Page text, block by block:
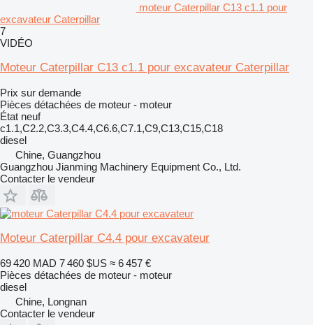
moteur Caterpillar C13 c1.1 pour
excavateur Caterpillar
7
VIDÉO
Moteur Caterpillar C13 c1.1 pour excavateur Caterpillar
Prix sur demande
Pièces détachées de moteur - moteur
État neuf
c1.1,C2.2,C3.3,C4.4,C6.6,C7.1,C9,C13,C15,C18
diesel
Chine, Guangzhou
Guangzhou Jianming Machinery Equipment Co., Ltd.
Contacter le vendeur
Moteur Caterpillar C4.4 pour excavateur
69 420 MAD 7 460 $US ≈ 6 457 €
Pièces détachées de moteur - moteur
diesel
Chine, Longnan
Contacter le vendeur